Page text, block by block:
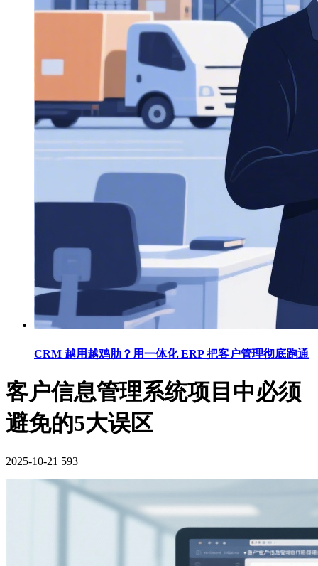
CRM 越用越鸡肋？用一体化 ERP 把客户管理彻底跑通
客户信息管理系统项目中必须
避免的5大误区
2025-10-21 593